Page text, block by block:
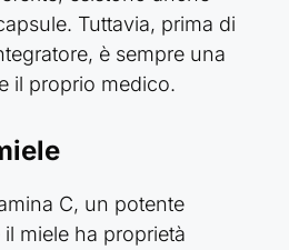
Tuttavia, prima di
è sempre una
il proprio medico.
C, un potente
miele ha proprietà